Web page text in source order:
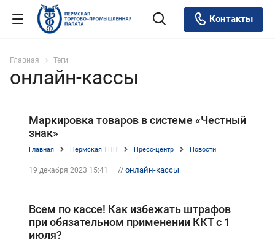
Контакты
Главная Теги
онлайн-кассы
Маркировка товаров в системе «Честный
знак»
Главная Пермская ТПП Пресс-центр Новости
19 декабря 2023 15:41 // онлайн-кассы
Всем по кассе! Как избежать штрафов
при обязательном применении ККТ с 1
июля?